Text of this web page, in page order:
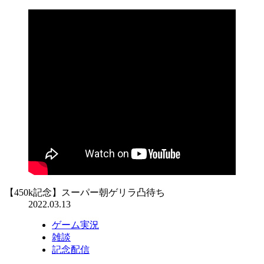
【450k記念】スーパー朝ゲリラ凸待ち
2022.03.13
ゲーム実況
雑談
記念配信